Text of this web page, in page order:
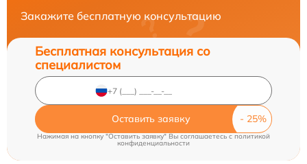
Закажите бесплатную консультацию
Бесплатная консультация со
специалистом
Оставить заявку
Нажимая на кнопку "Оставить заявку" Вы соглашаетесь c политикой
конфиденциальности